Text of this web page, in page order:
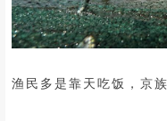
渔民多是靠天吃饭，京